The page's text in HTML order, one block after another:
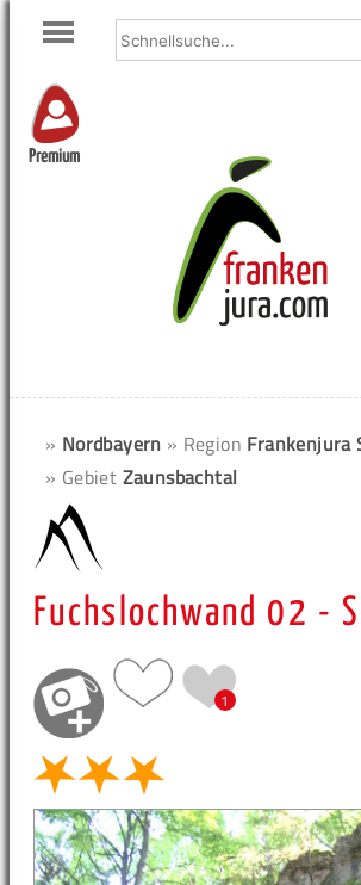
Premium
» Nordbayern » Region Frankenjura
» Gebiet Zaunsbachtal
Fuchslochwand 02 -
1